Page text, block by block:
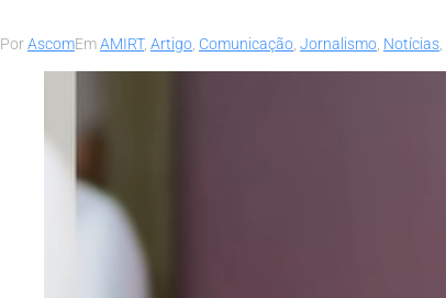
PorAscomEmAMIRT, Artigo, Comunicação, Jornalismo, Notícias,